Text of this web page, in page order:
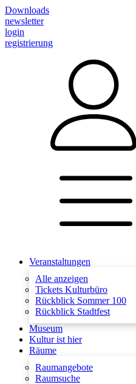
Downloads
newsletter
login
registrierung
Veranstaltungen
Alle anzeigen
Tickets Kulturbüro
Rückblick Sommer 100
Rückblick Stadtfest
Museum
Kultur ist hier
Räume
Raumangebote
Raumsuche